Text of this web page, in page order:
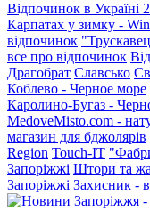
Відпочинок в Україні
Карпатах у зимку -
відпочинок
все про відпочинок
Драгобрат Славсько
Коблево - Черное море
Каролино-Бугаз -
MedoveMisto.com -
магазин для бджолярів
Region Touch-IT
Запоріжжі Штори та
Запоріжжі Захисник -